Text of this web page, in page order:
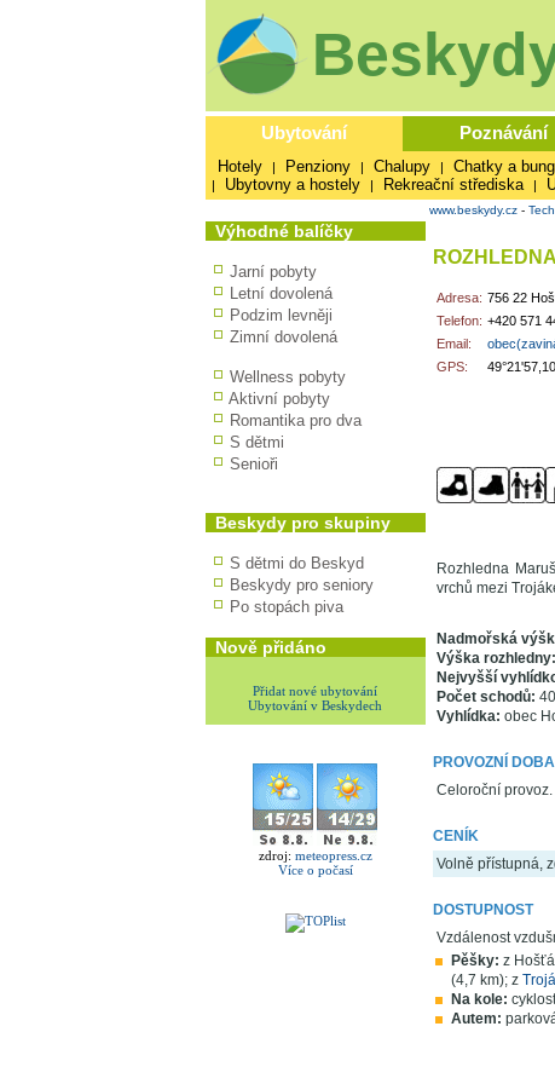
Ubytování Poznávání
Hotely | Penziony | Chalupy | Chatky a
| Ubytovny a hostely | Rekreační střediska |
Výhodné balíčky
Jarní pobyty
Letní dovolená
Podzim levněji
Zimní dovolená
Wellness pobyty
Aktivní pobyty
Romantika pro dva
S dětmi
Senioři
Beskydy pro skupiny
S dětmi do Beskyd
Beskydy pro seniory
Po stopách piva
Nově přidáno
Přidat nové ubytování
Ubytování v Beskydech
zdroj: meteopress.cz
Více o počasí
www.beskydy.cz-
Adresa: 756 22
Telefon: +420 571
Email:
GPS:
Rozhledna
vrchů mezi
Nadmořská
Výška rozhledny:
Nejvyšší
Počet schodů: 40
Vyhlídka: obec
PROVOZNÍ DOBA
Celoroční provoz.
CENÍK
Volně přístupná,
DOSTUPNOST
Vzdálenost
Pěšky: z
(4,7 km); z
Na kole:
Autem: